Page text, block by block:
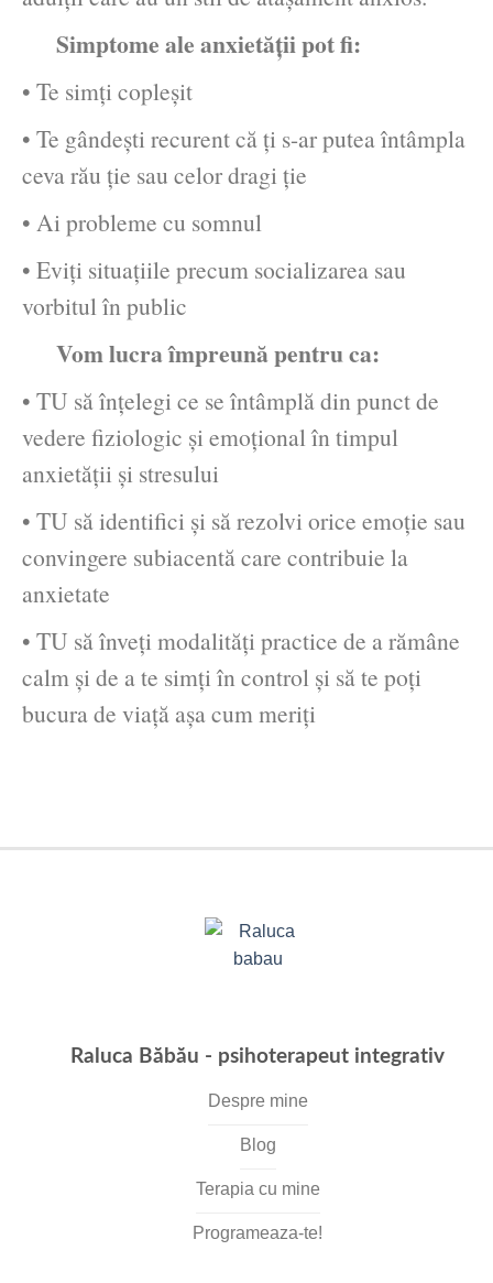
Simptome ale anxietății pot fi:
• Te simți copleșit
• Te gândești recurent că ți s-ar putea întâmpla
ceva rău ție sau celor dragi ție
• Ai probleme cu somnul
• Eviţi situațiile precum socializarea sau
vorbitul în public
Vom lucra împreună pentru ca:
• TU să înțelegi ce se întâmplă din punct de
vedere fiziologic și emoțional în timpul
anxietății și stresului
• TU să identifici și să rezolvi orice emoție sau
convingere subiacentă care contribuie la
anxietate
• TU să înveți modalități practice de a rămâne
calm și de a te simţi în control şi să te poţi
bucura de viaţă aşa cum meriți
Raluca Băbău - psihoterapeut integrativ
Despre mine
Blog
Terapia cu mine
Programeaza-te!